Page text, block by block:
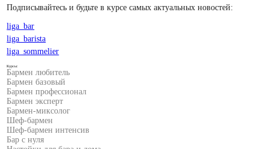
Подписывайтесь и будьте в курсе самых актуальных новостей:
liga_bar
liga_barista
liga_sommelier
Курсы:
Бармен любитель
Бармен базовый
Бармен профессионал
Бармен эксперт
Бармен-миксолог
Шеф-бармен
Шеф-бармен интенсив
Бар с нуля